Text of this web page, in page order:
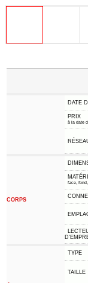
DATE
PRIX
à la date
CORPS
face,
TYPE
TAILLE